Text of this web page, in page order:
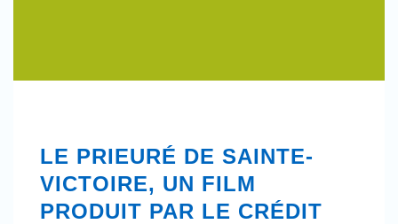
LE PRIEURÉ DE SAINTE-
VICTOIRE, UN FILM
PRODUIT PAR LE CRÉDIT